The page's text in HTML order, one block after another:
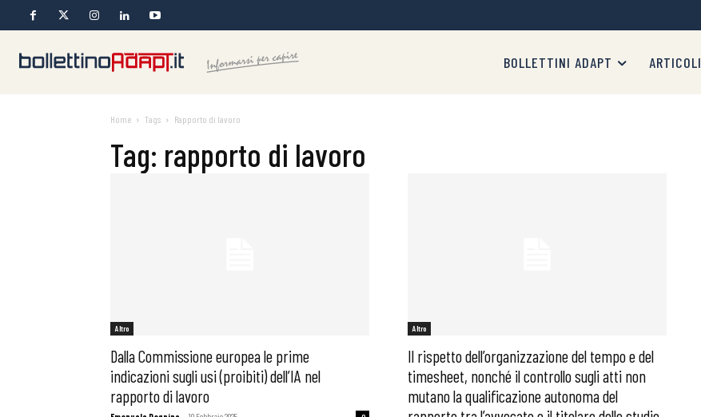
BOLLETTINI ADAPT ARTICOLI
Home Tags Rapporto di lavoro
Tag: rapporto di lavoro
Altro
Dalla Commissione europea le prime
indicazioni sugli usi (proibiti) dell’IA nel
rapporto di lavoro
Altro
Il rispetto dell’organizzazione del tempo e del
timesheet, nonché il controllo sugli atti non
mutano la qualificazione autonoma del